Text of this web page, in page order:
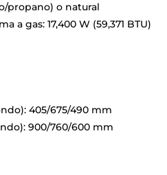
propano) o natural
a gas: 17,400 W (59,371 BTU)
405/675/490 mm
900/760/600 mm